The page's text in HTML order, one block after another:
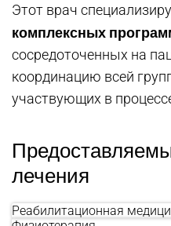
Этот врач
комплексных
сосредоточенных на
координацию всей
участвующих в
лечения
Реабилитационная